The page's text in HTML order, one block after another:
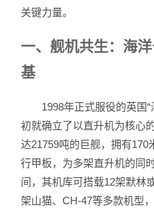
关键力量。
一、舰机共生：海
基
1998年正式服役的英国“
初就确立了以直升机为核心
达21759吨的巨舰，拥有170
行甲板，为多架直升机的同
间，其机库可搭载12架默林
架山猫、CH-47等多款机型